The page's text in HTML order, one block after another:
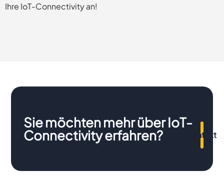
Ihre IoT-Connectivity an!
Sie möchten mehr über IoT-
Connectivity erfahren? Kontakt